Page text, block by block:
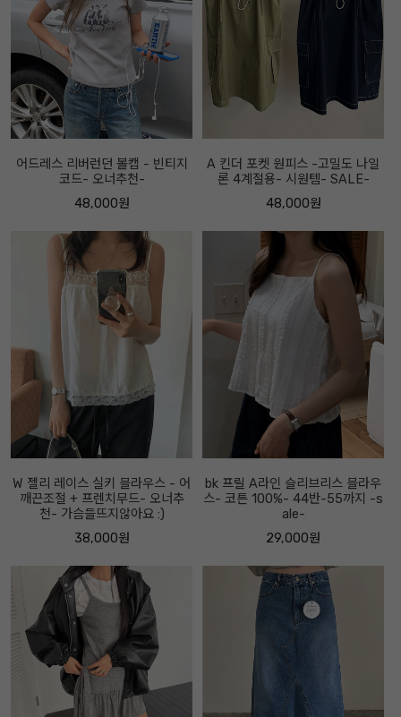
어드레스 리버런던 볼캡 - 빈티지
코드- 오너추천-
48,000원
A 킨더 포켓 원피스 -고밀도 나일
론 4계절용- 시원템- SALE-
48,000원
W 젤리 레이스 실키 블라우스 - 어
깨끈조절 + 프렌치무드- 오너추
천- 가슴들뜨지않아요 :)
38,000원
bk 프릴 A라인 슬리브리스 블라우
스- 코튼 100%- 44반-55까지 -s
ale-
29,000원